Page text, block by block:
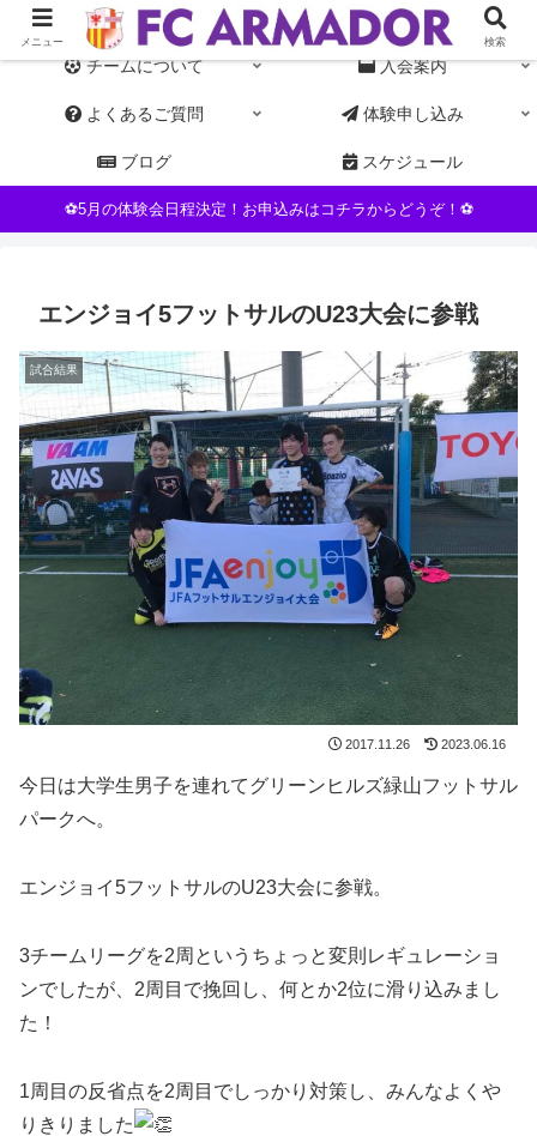
東京都杉並区NPO運営の女子サッカーチーム。初心者・未経験者歓迎
チームについて 入会案内
よくあるご質問 体験申し込み
ブログ スケジュール
⚽5月の体験会日程決定！お申込みはコチラからどうぞ！⚽
エンジョイ5フットサルのU23大会に参戦
試合結果
2017.11.26 2023.06.16
今日は大学生男子を連れてグリーンヒルズ緑山フットサル
パークへ。
エンジョイ5フットサルのU23大会に参戦。
3チームリーグを2周というちょっと変則レギュレーショ
ンでしたが、2周目で挽回し、何とか2位に滑り込みまし
た！
1周目の反省点を2周目でしっかり対策し、みんなよくや
りきりました
メニュー 検索